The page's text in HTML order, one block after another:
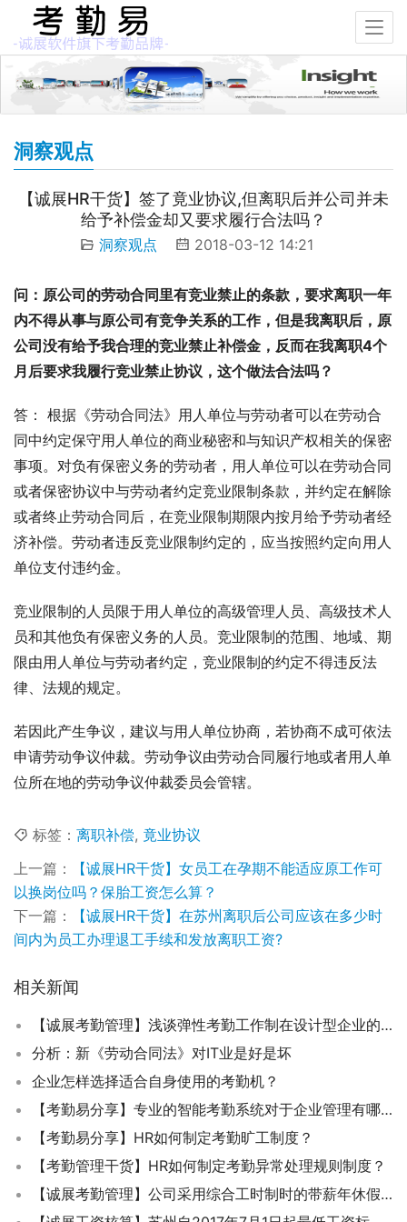
洞察观点
【诚展HR干货】签了竟业协议,但离职后并公司并未
给予补偿金却又要求履行合法吗？
洞察观点 2018-03-12 14:21
问：原公司的劳动合同里有竞业禁止的条款，要求离职一年
内不得从事与原公司有竞争关系的工作，但是我离职后，原
公司没有给予我合理的竞业禁止补偿金，反而在我离职4个
月后要求我履行竞业禁止协议，这个做法合法吗？
答： 根据《劳动合同法》用人单位与劳动者可以在劳动合
同中约定保守用人单位的商业秘密和与知识产权相关的保密
事项。对负有保密义务的劳动者，用人单位可以在劳动合同
或者保密协议中与劳动者约定竞业限制条款，并约定在解除
或者终止劳动合同后，在竞业限制期限内按月给予劳动者经
济补偿。劳动者违反竞业限制约定的，应当按照约定向用人
单位支付违约金。
竞业限制的人员限于用人单位的高级管理人员、高级技术人
员和其他负有保密义务的人员。竞业限制的范围、地域、期
限由用人单位与劳动者约定，竞业限制的约定不得违反法
律、法规的规定。
若因此产生争议，建议与用人单位协商，若协商不成可依法
申请劳动争议仲裁。劳动争议由劳动合同履行地或者用人单
位所在地的劳动争议仲裁委员会管辖。
标签： 离职补偿, 竟业协议
上一篇：
【诚展HR干货】女员工在孕期不能适应原工作可
以换岗位吗？保胎工资怎么算？
下一篇：
【诚展HR干货】在苏州离职后公司应该在多少时
间内为员工办理退工手续和发放离职工资?
相关新闻
【诚展考勤管理】浅谈弹性考勤工作制在设计型企业的应用
分析：新《劳动合同法》对IT业是好是坏
企业怎样选择适合自身使用的考勤机？
【考勤易分享】专业的智能考勤系统对于企业管理有哪些优势？
【考勤易分享】HR如何制定考勤旷工制度？
【考勤管理干货】HR如何制定考勤异常处理规则制度？
【诚展考勤管理】公司采用综合工时制时的带薪年休假工时是否要计入？